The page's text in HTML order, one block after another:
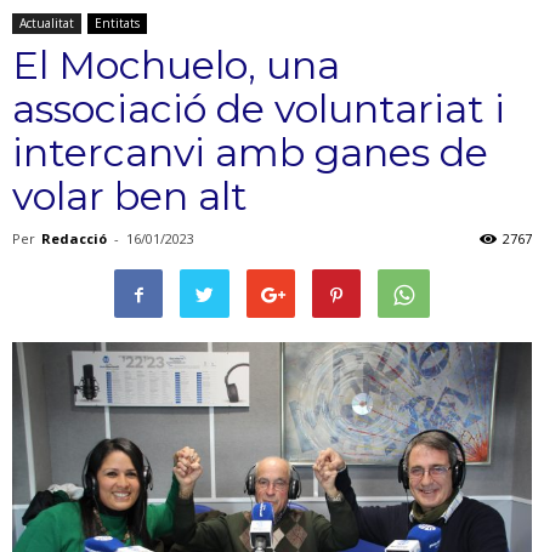
Actualitat Entitats
El Mochuelo, una
associació de voluntariat i
intercanvi amb ganes de
volar ben alt
Per Redacció - 16/01/2023 2767